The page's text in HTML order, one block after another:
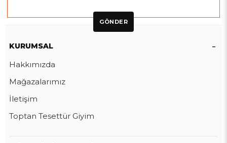
GÖNDER
KURUMSAL
Hakkımızda
Mağazalarımız
İletişim
Toptan Tesettür Giyim